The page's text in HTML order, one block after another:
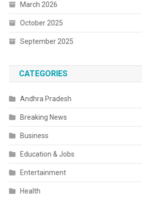
March 2026
October 2025
September 2025
CATEGORIES
Andhra Pradesh
Breaking News
Business
Education & Jobs
Entertainment
Health